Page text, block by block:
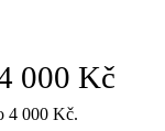
000 Kč
4 000 Kč.